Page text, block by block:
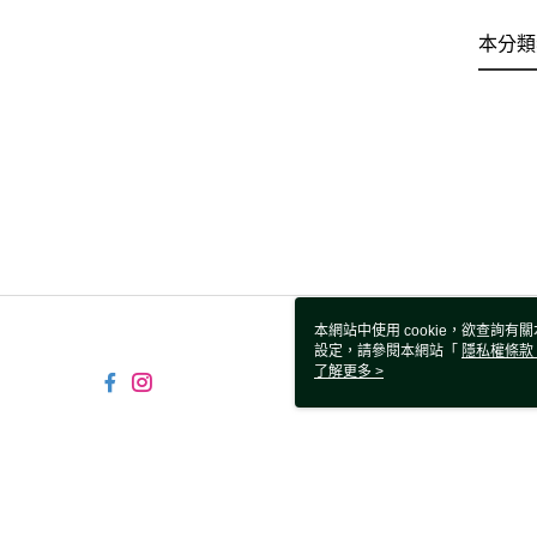
本分
本網站中使用 cookie，欲查詢有
設定，請參閱本網站「 隱私權條款
使用 cookie。
了解更多 >